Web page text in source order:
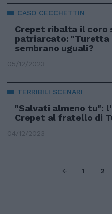
CASO CECCHETTIN
Crepet ribalta il coro
patriarcato: "Turetta
sembrano uguali?
05/12/2023
TERRIBILI SCENARI
"Salvati almeno tu":
Crepet al fratello di
04/12/2023
1 2